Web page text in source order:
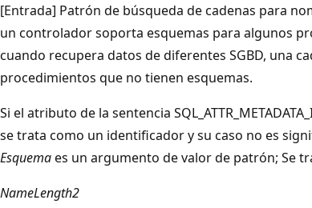
[Entrada] Patrón de búsqueda de cadenas para
un controlador soporta esquemas para algunos
cuando recupera datos de diferentes SGBD, una
procedimientos que no tienen esquemas.
Si el atributo de la sentencia
se trata como un identificador y su caso no es
Esquemaes un argumento de valor de patrón; Se
NameLength2